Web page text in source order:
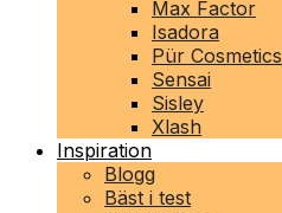
Max Factor
Isadora
Pür Cosmetics
Sensai
Sisley
Xlash
Inspiration
Blogg
Bäst i test